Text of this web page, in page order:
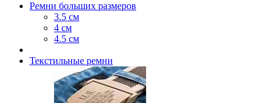
Ремни больших размеров
3.5 см
4 см
4.5 см
Текстильные ремни